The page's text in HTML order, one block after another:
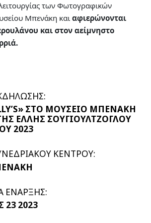
των Φωτογραφικών
Μπενάκη καιαφιερώνονται
και στον αείμνηστο
ΣΤΟ ΜΟΥΣΕΙΟ ΜΠΕΝΑΚΗ
ΕΛΛΗΣ ΣΟΥΓΙΟΥΛΤΖΟΓΛΟΥ
2023
ΚΕΝΤΡΟΥ:
ΕΝΑΡΞΗΣ:
23 2023